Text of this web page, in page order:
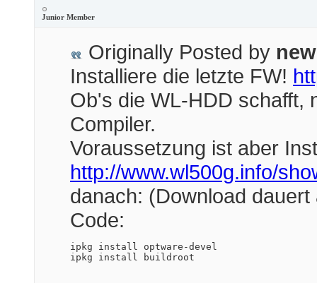
Junior Member
Originally Posted by
Installiere die letzte FW!
Ob's die WL-HDD schafft,
Compiler.
Voraussetzung ist aber
http://www.wl500g.info/
danach: (Download dauert
Code:
ipkg install optware-devel
ipkg install buildroot